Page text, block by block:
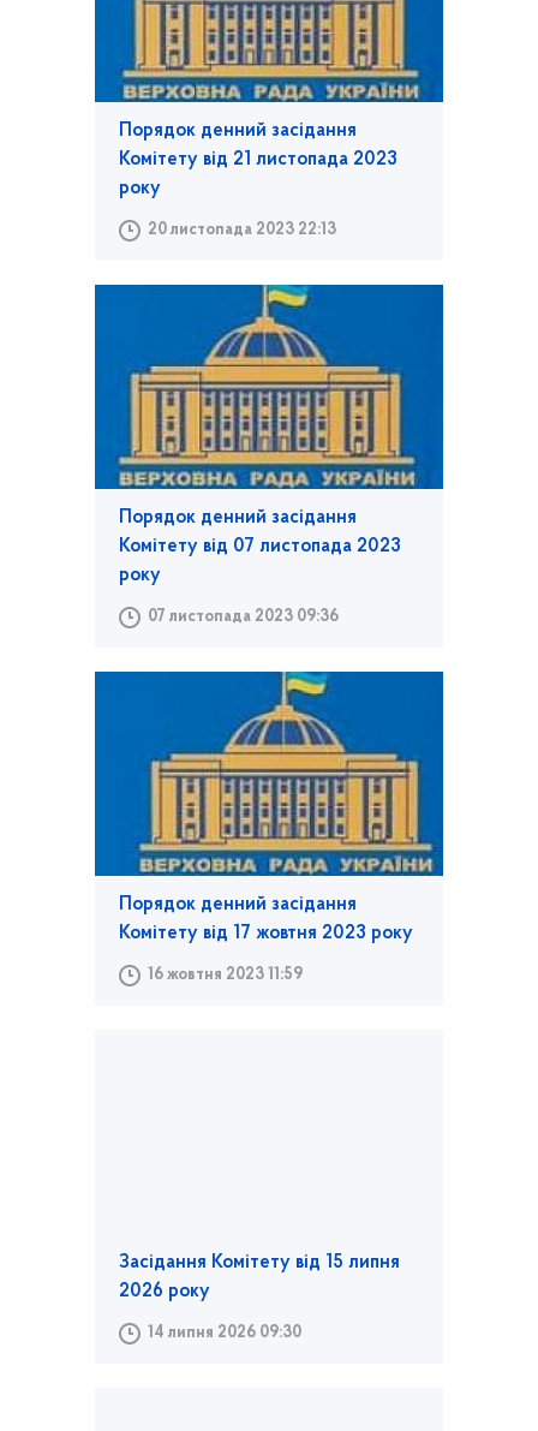
Порядок денний засідання
Комітету від 21 листопада 2023
року
20 листопада 2023 22:13
Порядок денний засідання
Комітету від 07 листопада 2023
року
07 листопада 2023 09:36
Порядок денний засідання
Комітету від 17 жовтня 2023 року
16 жовтня 2023 11:59
Засідання Комітету від 15 липня
2026 року
14 липня 2026 09:30